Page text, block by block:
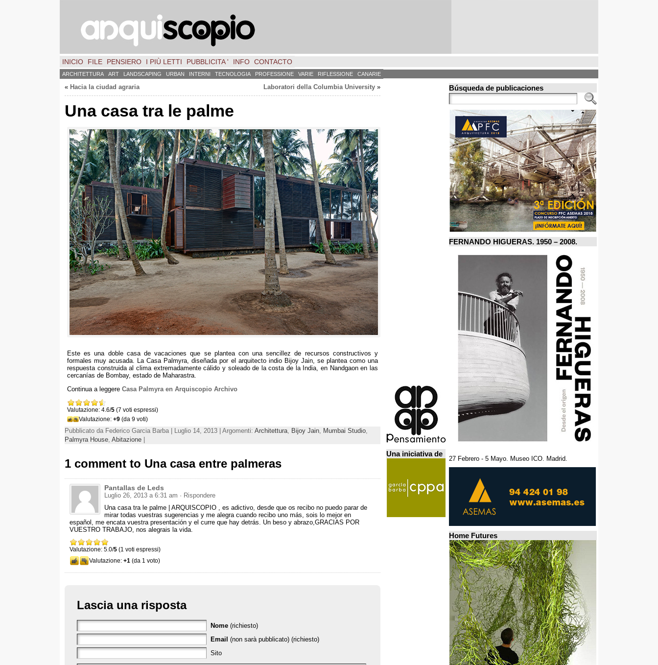
INICIO FILE PENSIERO I PIÙ LETTI PUBBLICITA ' INFO CONTACTO
ARCHITETTURA ART LANDSCAPING URBAN INTERNI TECNOLOGIA PROFESSIONE VARIE RIFLESSIONE CANARIE
« Hacia la ciudad agraria Laboratori della Columbia University »
Una casa tra le palme
Este es una doble casa de vacaciones que se plantea con una sencillez de recursos constructivos y
formales muy acusada
La Casa Palmyra ,diseñada por el arquitecto indio Bijoy Jain, se plantea como una
respuesta construida al clima extremadamente cálido y soleado de la costa de la India ,en Nandgaon en las
cercanías de Bombay, estado de Maharastra
Continua a leggere Casa Palmyra en Arquiscopio Archivo
Valutazione: 4.6/5 (7 voti espressi)
Valutazione: +9 (da 9 voti)
Pubblicato da Federico Garcia Barba | Luglio 14, 2013 | Argomenti: Architettura, Bijoy Jain, Mumbai Studio,
Palmyra House, Abitazione
1 comment to Una casa entre palmeras
Pantallas de Leds
Luglio 26, 2013 a 6:31 am · Rispondere
Una casa tra le palme | ARQUISCOPIO , es adictivo, desde que os recibo no puedo parar de
mirar todas vuestras sugerencias y me alegra cuando recibo uno más, sois lo mejor en
español , me encata vuestra presentación y el curre que hay detrás. Un beso y abrazo,GRACIAS POR
VUESTRO TRABAJO, nos alegrais la vida.
Valutazione: 5.0/5 (1 voti espressi)
Valutazione: +1 (da 1 voto)
Lascia una risposta
Nome (richiesto)
Email (non sarà pubblicato) (richiesto)
Sito
Una iniciativa de
Búsqueda de publicaciones
FERNANDO HIGUERAS. 1950 – 2008.
27 Febrero - 5 Mayo. Museo ICO. Madrid.
Home Futures